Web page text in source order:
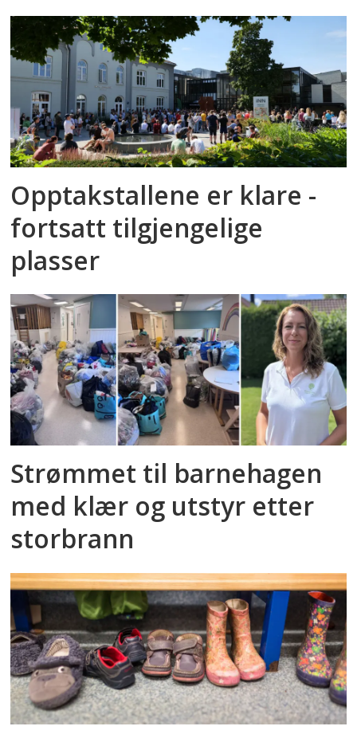
Opptakstallene er klare -
fortsatt tilgjengelige
plasser
Strømmet til barnehagen
med klær og utstyr etter
storbrann